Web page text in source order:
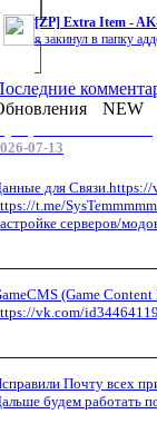
[ZP] Extra Item -
я закинул в папку
NEW
07-13
для
t.me/
серверов/
(Game
vk.com/
Почту всех
будем работать